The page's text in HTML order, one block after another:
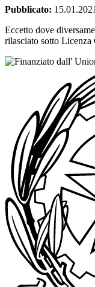
Pubblicato: 15.01.2021
Eccetto dove
rilasciato sotto